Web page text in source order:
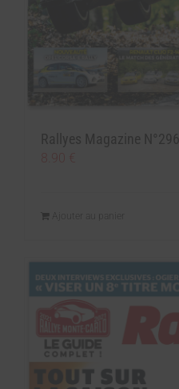
Rallyes Magazine N°296
Ajouter au panier